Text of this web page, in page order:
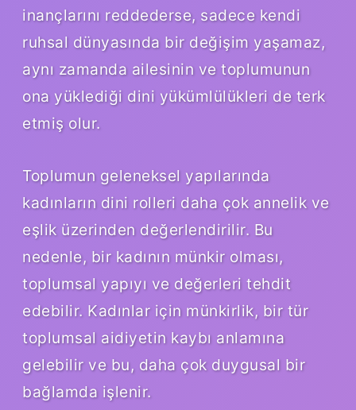
inançlarını reddederse, sadece kendi
ruhsal dünyasında bir değişim yaşamaz,
aynı zamanda ailesinin ve toplumunun
ona yüklediği dini yükümlülükleri de terk
etmiş olur.
Toplumun geleneksel yapılarında
kadınların dini rolleri daha çok annelik ve
eşlik üzerinden değerlendirilir. Bu
nedenle, bir kadının münkir olması,
toplumsal yapıyı ve değerleri tehdit
edebilir. Kadınlar için münkirlik, bir tür
toplumsal aidiyetin kaybı anlamına
gelebilir ve bu, daha çok duygusal bir
bağlamda işlenir.